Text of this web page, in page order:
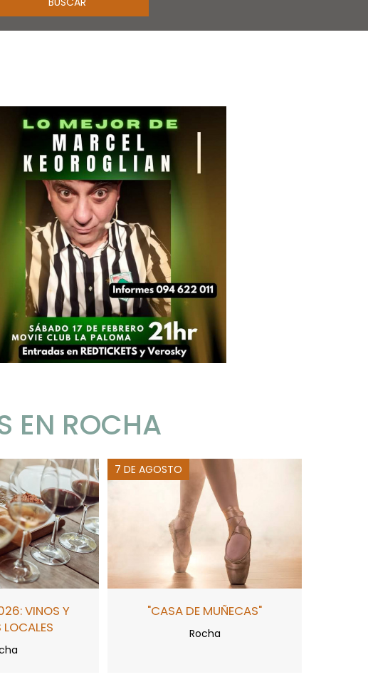
EN ROCHA
VINOS Y
LOCALES
7 DE AGOSTO
"CASA DE MUÑECAS"
Rocha